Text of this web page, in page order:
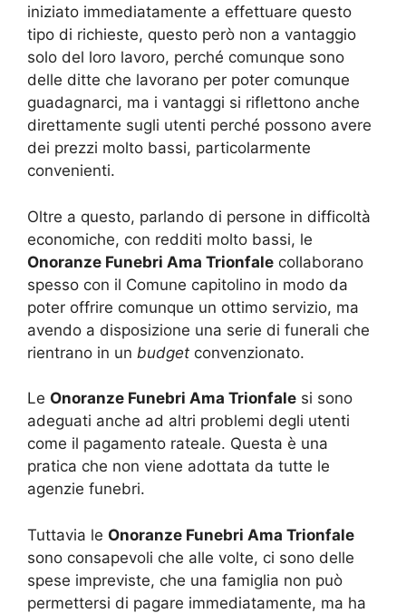
iniziato immediatamente a effettuare questo
tipo di richieste, questo però non a vantaggio
solo del loro lavoro, perché comunque sono
delle ditte che lavorano per poter comunque
guadagnarci, ma i vantaggi si riflettono anche
direttamente sugli utenti perché possono avere
dei prezzi molto bassi, particolarmente
convenienti.
Oltre a questo, parlando di persone in difficoltà
economiche, con redditi molto bassi, le
Onoranze Funebri Ama Trionfale collaborano
spesso con il Comune capitolino in modo da
poter offrire comunque un ottimo servizio, ma
avendo a disposizione una serie di funerali che
rientrano in un budget convenzionato.
Le Onoranze Funebri Ama Trionfale si sono
adeguati anche ad altri problemi degli utenti
come il pagamento rateale. Questa è una
pratica che non viene adottata da tutte le
agenzie funebri.
Tuttavia le Onoranze Funebri Ama Trionfale
sono consapevoli che alle volte, ci sono delle
spese impreviste, che una famiglia non può
permettersi di pagare immediatamente, ma ha